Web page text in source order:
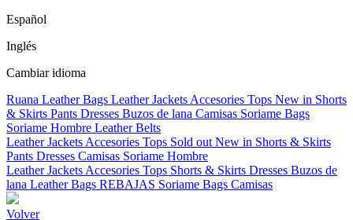
Español
Inglés
Cambiar idioma
Ruana Leather Bags Leather Jackets Accesories Tops New in Shorts
& Skirts Pants Dresses Buzos de lana Camisas Soriame Bags
Soriame Hombre Leather Belts
Leather Jackets Accesories Tops Sold out New in Shorts & Skirts
Pants Dresses Camisas Soriame Hombre
Leather Jackets Accesories Tops Shorts & Skirts Dresses Buzos de
lana Leather Bags REBAJAS Soriame Bags Camisas
Volver